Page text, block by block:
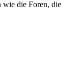
wie die Foren, die